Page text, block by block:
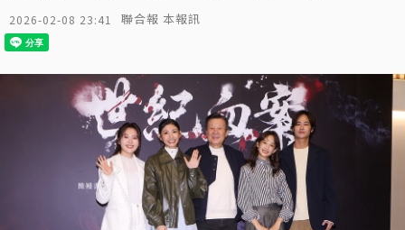
2026-02-08 23:41 聯合報 本報訊